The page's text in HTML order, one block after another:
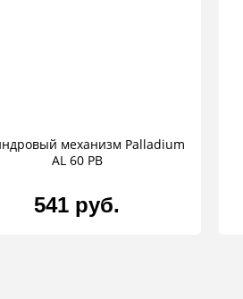
механизм Palladium
AL 60 PB
541 руб.